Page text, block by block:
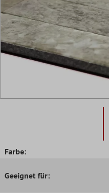
Farbe:
Geeignet für: